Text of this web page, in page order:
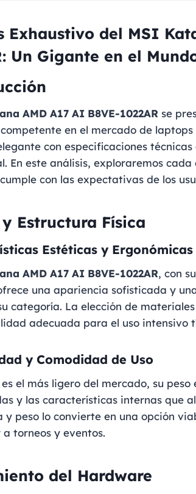
Exhaustivo del MSI
Un Gigante en el
AMD A17 AI B8VE-1022AR se
en el mercado de
con especificaciones
En este análisis, exploraremos
con las expectativas de los
Estructura Física
Estéticas y Ergonómicas
AMD A17 AI B8VE-1022AR, con
una apariencia sofisticada y
categoría. La elección de
adecuada para el uso intensivo
y Comodidad de Uso
es el más ligero del mercado, su
y las características internas que
y peso lo convierte en una opción
torneos y eventos.
del Hardware